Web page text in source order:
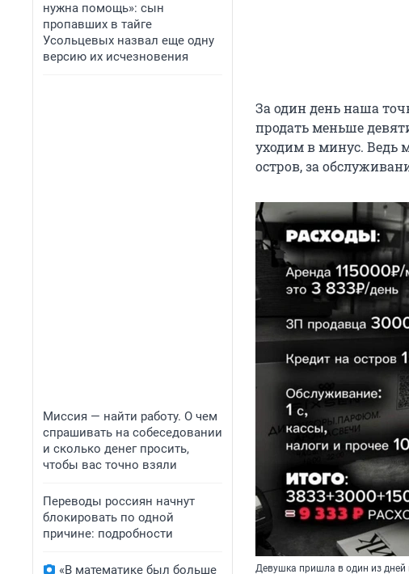
нужна помощь»: сын
пропавших в тайге
Усольцевых назвал еще одну
версию их исчезновения
Миссия — найти работу. О чем
спрашивать на собеседовании
и сколько денег просить,
чтобы вас точно взяли
Переводы россиян начнут
блокировать по одной
причине: подробности
«В математике был больше
За один день наша
продать меньше
уходим в минус. Ведь
остров, за
Девушка пришла в один из дней